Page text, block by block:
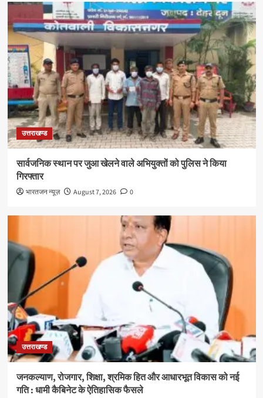
उत्तराखण्ड
सार्वजनिक स्थान पर जुआ खेलने वाले अभियुक्तों को पुलिस ने किया
गिरफ्तार
भारतजन न्यूज़ August 7, 2026 0
उत्तराखण्ड
जनकल्याण, रोजगार, शिक्षा, श्रमिक हित और आधारभूत विकास को नई
गति : धामी कैबिनेट के ऐतिहासिक फैसले